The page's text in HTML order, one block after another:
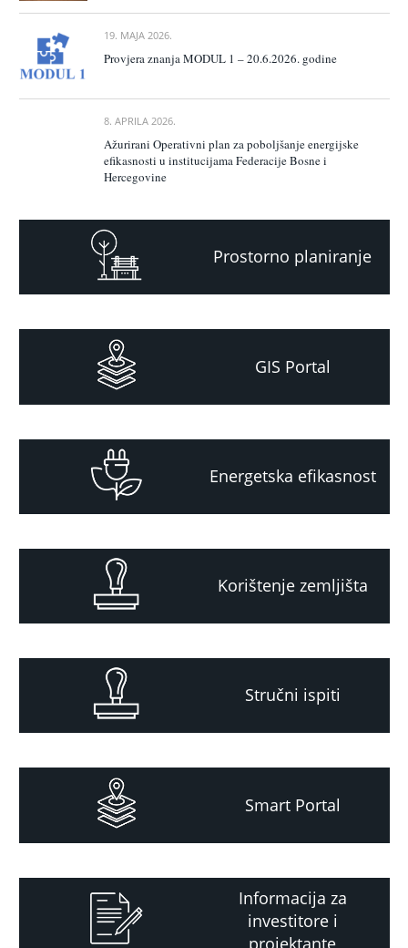
19. MAJA 2026.
Provjera znanja MODUL 1 – 20.6.2026. godine
8. APRILA 2026.
Ažurirani Operativni plan za poboljšanje energijske
efikasnosti u institucijama Federacije Bosne i
Hercegovine
Prostorno planiranje
GIS Portal
Energetska efikasnost
Korištenje zemljišta
Stručni ispiti
Smart Portal
Informacija za
investitore i
projektante